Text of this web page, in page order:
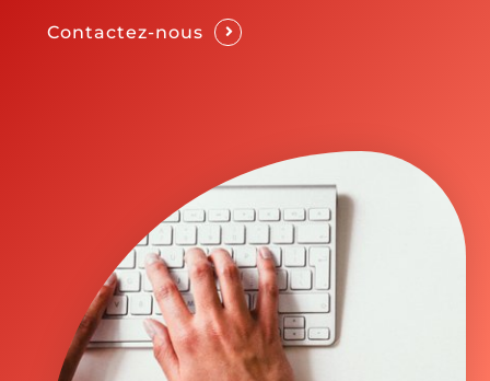
Contactez-nous